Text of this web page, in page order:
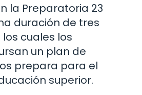
la Preparatoria 23
duración de tres
cuales los
un plan de
prepara para el
superior.